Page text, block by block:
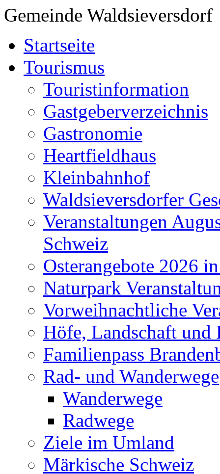
Gemeinde Waldsieversdorf
Startseite
Tourismus
Touristinformation
Gastgeberverzeichnis
Gastronomie
Heartfieldhaus
Kleinbahnhof
Waldsieversdorfer
Veranstaltungen
Schweiz
Osterangebote 2026
Naturpark
Vorweihnachtliche
Höfe, Landschaft und
Familienpass
Rad- und Wanderwege
Wanderwege
Radwege
Ziele im Umland
Märkische Schweiz